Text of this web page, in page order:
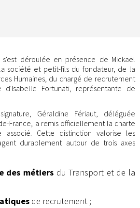
s'est déroulée en présence de Mickaël
société et petit-fils du fondateur, de la
Humaines, du chargé de recrutement
d'Isabelle Fortunati, représentante de
Géraldine Fériaut, déléguée
France, a remis officiellement la charte
Cette distinction valorise les
durablement autour de trois axes
des métiersdu Transport et de la
de recrutement ;